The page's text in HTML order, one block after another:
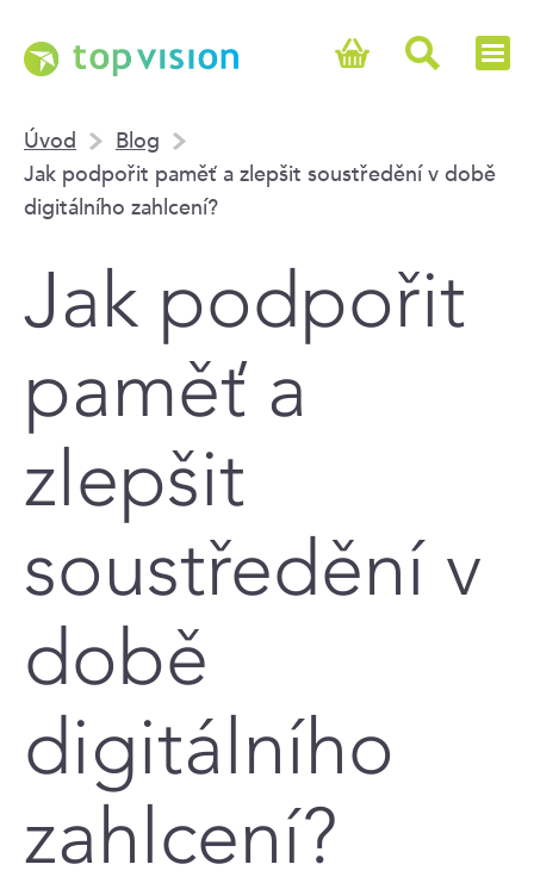
Úvod
Blog
Jak podpořit paměť a zlepšit soustředění v době
digitálního zahlcení?
Jak podpořit
paměť a
zlepšit
soustředění v
době
digitálního
zahlcení?